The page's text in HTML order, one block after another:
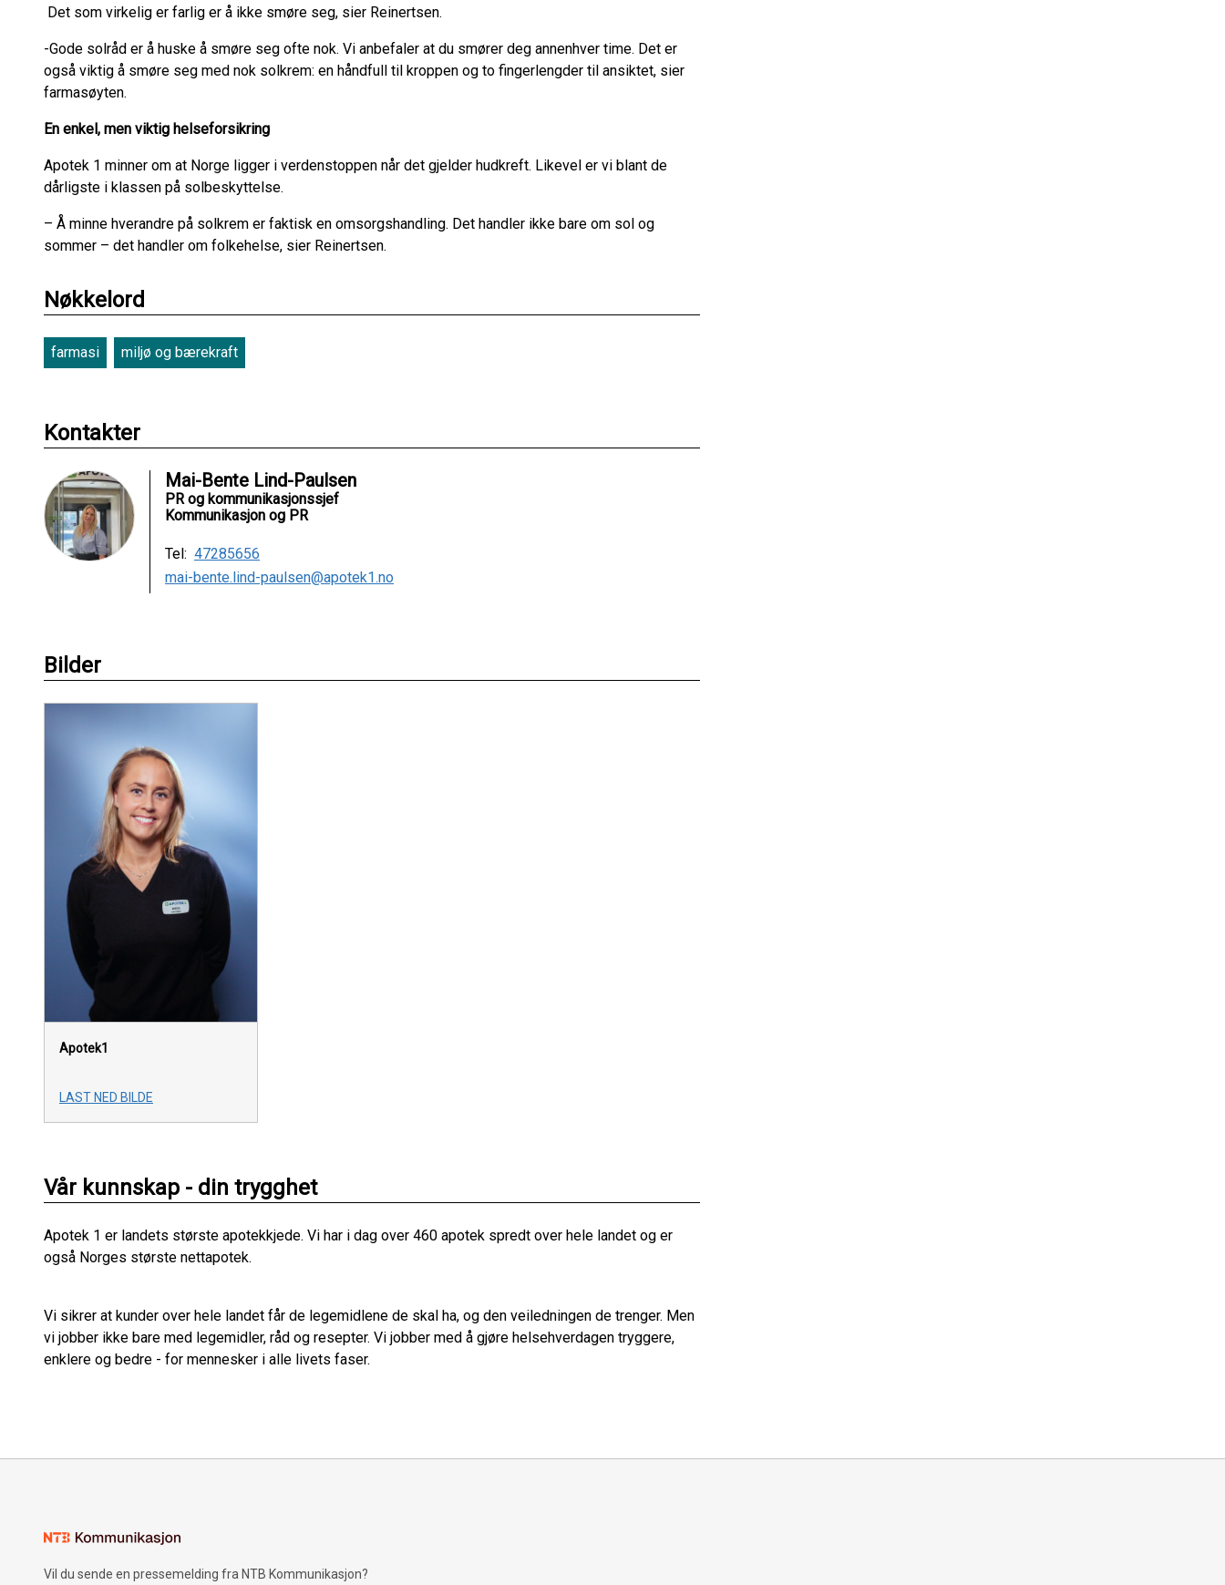
Det som virkelig er farlig er å ikke smøre seg, sier Reinertsen.
-Gode solråd er å huske å smøre seg ofte nok. Vi anbefaler at du smører deg annenhver time. Det er
også viktig å smøre seg med nok solkrem: en håndfull til kroppen og to fingerlengder til ansiktet, sier
farmasøyten.
En enkel, men viktig helseforsikring
Apotek 1 minner om at Norge ligger i verdenstoppen når det gjelder hudkreft. Likevel er vi blant de
dårligste i klassen på solbeskyttelse.
– Å minne hverandre på solkrem er faktisk en omsorgshandling. Det handler ikke bare om sol og
sommer – det handler om folkehelse, sier Reinertsen.
Nøkkelord
farmasi miljø og bærekraft
Kontakter
Mai-Bente Lind-Paulsen
PR og kommunikasjonssjef
Kommunikasjon og PR
Tel: 47285656
mai-bente.lind-paulsen@apotek1.no
Bilder
Apotek1
LAST NED BILDE
Vår kunnskap - din trygghet
Apotek 1 er landets største apotekkjede. Vi har i dag over 460 apotek spredt over hele landet og er
også Norges største nettapotek.
Vi sikrer at kunder over hele landet får de legemidlene de skal ha, og den veiledningen de trenger. Men
vi jobber ikke bare med legemidler, råd og resepter. Vi jobber med å gjøre helsehverdagen tryggere,
enklere og bedre - for mennesker i alle livets faser.
Vil du sende en pressemelding fra NTB Kommunikasjon?